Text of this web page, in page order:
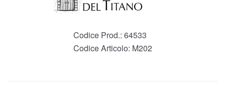
Codice Prod.: 64533
Codice Articolo: M202